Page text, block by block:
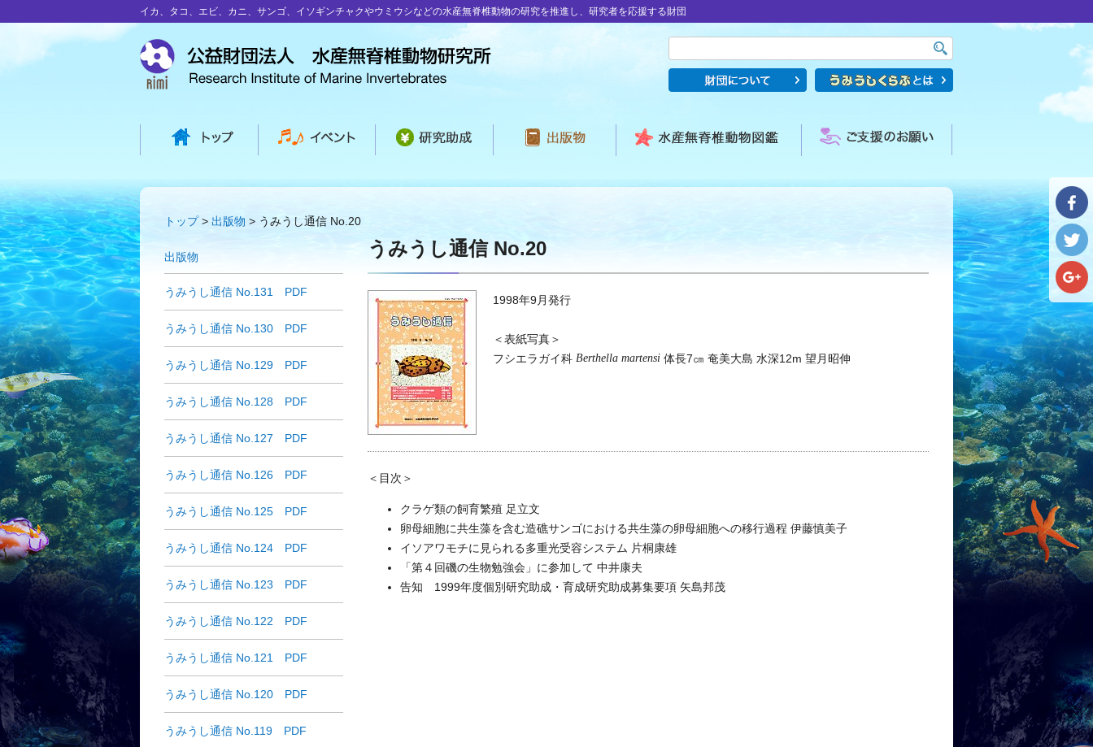
イカ、タコ、エビ、カニ、サンゴ、イソギンチャクやウミウシなどの水産無脊椎動物の研究を推進し、研究者を応援する財団
トップ 出版物 うみうし通信 No.20
出版物
うみうし通信 No.131 PDF
うみうし通信 No.130 PDF
うみうし通信 No.129 PDF
うみうし通信 No.128 PDF
うみうし通信 No.127 PDF
うみうし通信 No.126 PDF
うみうし通信 No.125 PDF
うみうし通信 No.124 PDF
うみうし通信 No.123 PDF
うみうし通信 No.122 PDF
うみうし通信 No.121 PDF
うみうし通信 No.120 PDF
うみうし通信 No.119 PDF
うみうし通信 No.20
1998年9月発行
＜表紙写真＞
フシエラガイ科 Berthella martensi 体長7㎝ 奄美大島 水深12m 望月昭伸
＜目次＞
クラゲ類の飼育繁殖 足立文
卵母細胞に共生藻を含む造礁サンゴにおける共生藻の卵母細胞への移行過程 伊藤慎美子
イソアワモチに見られる多重光受容システム 片桐康雄
「第４回磯の生物勉強会」に参加して 中井康夫
告知 1999年度個別研究助成・育成研究助成募集要項 矢島邦茂